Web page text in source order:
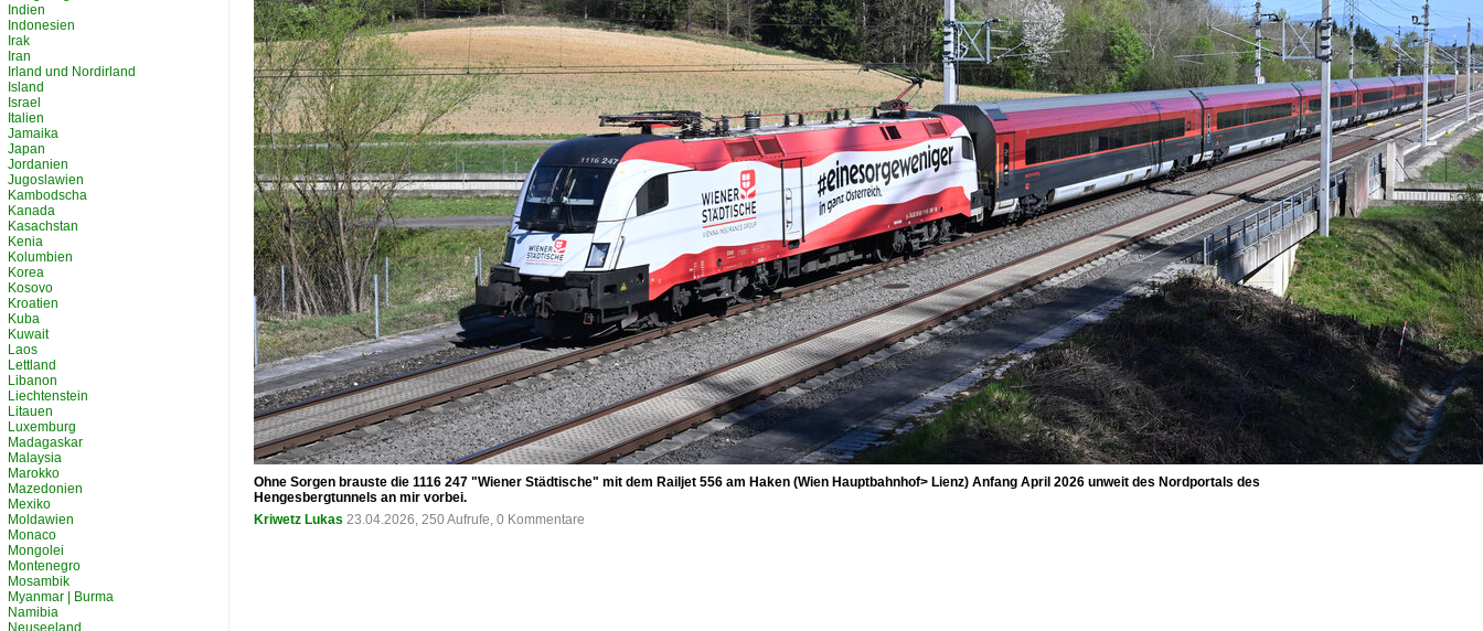
Ohne Sorgen brauste die 1116 247 "Wiener Städtische" mit dem Railjet 556 am Haken (Wien Hauptbahnhof> Lienz) Anfang April 2026 unweit des Nordportals des
Hengesbergtunnels an mir vorbei.
Kriwetz Lukas 23.04.2026, 250 Aufrufe, 0 Kommentare
Indien
Indonesien
Irak
Iran
Irland und Nordirland
Island
Israel
Italien
Jamaika
Japan
Jordanien
Jugoslawien
Kambodscha
Kanada
Kasachstan
Kenia
Kolumbien
Korea
Kosovo
Kroatien
Kuba
Kuwait
Laos
Lettland
Libanon
Liechtenstein
Litauen
Luxemburg
Madagaskar
Malaysia
Marokko
Mazedonien
Mexiko
Moldawien
Monaco
Mongolei
Montenegro
Mosambik
Myanmar | Burma
Namibia
Neuseeland